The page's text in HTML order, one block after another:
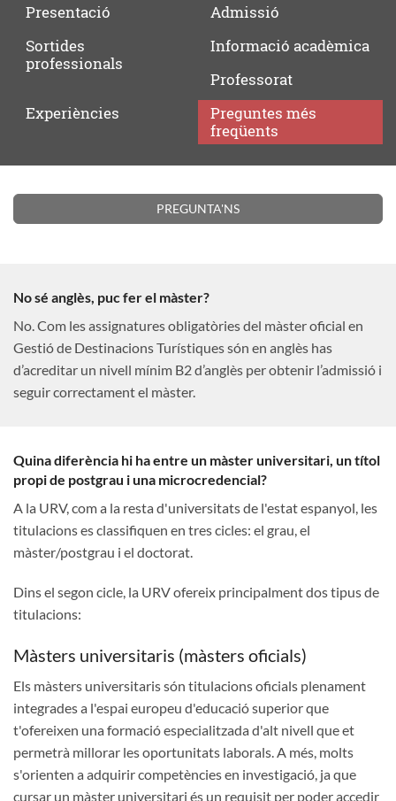
Presentació
Admissió
Sortides
professionals
Informació acadèmica
Professorat
Experiències
Preguntesmés
freqüents
Preguntes
freqüents
PREGUNTA'NS
No sé anglès, puc fer el màster?
No. Com les assignatures obligatòries del màster oficial en
Gestió de Destinacions Turístiques són en anglès has
d’acreditar un nivell mínim B2 d’anglès per obtenir l’admissió i
seguir correctament el màster.
Quina diferència hi ha entre un màster universitari, un títol
propi de postgrau i una microcredencial?
A la URV, com a la resta d'universitats de l'estat espanyol, les
titulacions es classifiquen en tres cicles: el grau, el
màster/postgrau i el doctorat.
Dins el segon cicle, la URV ofereix principalment dos tipus de
titulacions:
Màsters universitaris (màsters oficials)
Els màsters universitaris són titulacions oficials plenament
integrades a l'espai europeu d'educació superior que
t'ofereixen una formació especialitzada d'alt nivell que et
permetrà millorar les oportunitats laborals. A més, molts
s'orienten a adquirir competències en investigació, ja que
cursar un màster universitari és un requisit per poder accedir